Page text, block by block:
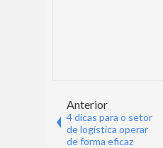
Anterior
4 dicas para o setor
de logística operar
de forma eficaz